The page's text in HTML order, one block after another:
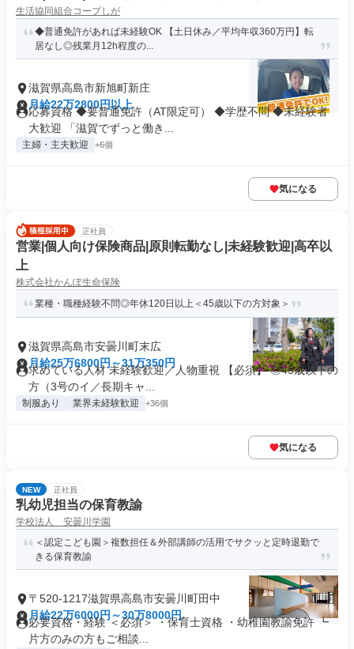
生活協同組合コープしが
◆普通免許があれば未経験OK 【土日休み／平均年収360万円】転
居なし◎残業月12h程度の...
滋賀県高島市新旭町新庄
月給22万2800円以上
応募資格 ◆要普通免許（AT限定可） ◆学歴不問 ◆未経験者
大歓迎 「滋賀でずっと働き...
主婦・主夫歓迎 +6個
気になる
正社員
営業|個人向け保険商品|原則転勤なし|未経験歓迎|高卒以
上
株式会社かんぽ生命保険
業種・職種経験不問◎年休120日以上＜45歳以下の方対象＞
滋賀県高島市安曇川町末広
月給25万6800円～31万350円
求めている人材 未経験歓迎／人物重視 【必須】 ◎45歳以下の
方（3号のイ／長期キャ...
制服あり 業界未経験歓迎 +36個
気になる
NEW 正社員
乳幼児担当の保育教諭
学校法人 安曇川学園
＜認定こども園＞複数担任＆外部講師の活用でサクッと定時退勤で
きる保育教諭
〒520-1217滋賀県高島市安曇川町田中
月給22万6000円～30万8000円
必要資格・経験 ＜必須＞ ・保育士資格 ・幼稚園教諭免許 ┗
片方のみの方もご相談...